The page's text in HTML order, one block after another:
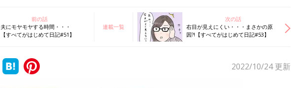
前の話
夫にモヤモヤする時間・・・
【すべてがはじめて日記#51】
連載一覧
次の話
右目が見えにくい・・・まさかの原
因?!【すべてがはじめて日記#53】
2022/10/24更新